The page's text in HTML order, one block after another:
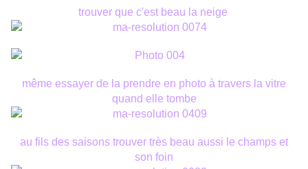
trouver que c'est beau la neige
même essayer de la prendre en photo à travers la vitre
quand elle tombe
au fils des saisons trouver très beau aussi le champs et
son foin